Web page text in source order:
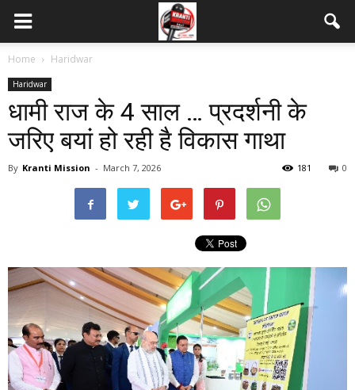
Home Haridwar
Haridwar
धामी राज के 4 साल … प्रदर्शनी के
जरिए बयां हो रही है विकास गाथा
By Kranti Mission - March 7, 2026 0
181